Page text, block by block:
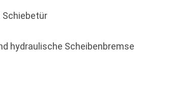
Schiebetür
hydraulische Scheibenbremse